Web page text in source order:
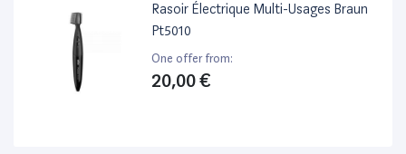
Rasoir Électrique Multi-Usages Braun
Pt5010
One offer from:
20,00 €